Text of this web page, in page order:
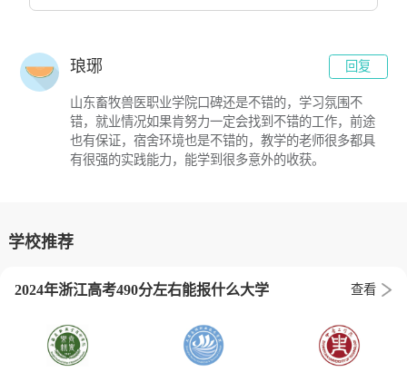
琅琊 回复
山东畜牧兽医职业学院口碑还是不错的，学习氛围不
错，就业情况如果肯努力一定会找到不错的工作，前途
也有保证，宿舍环境也是不错的，教学的老师很多都具
有很强的实践能力，能学到很多意外的收获。
学校推荐
2024年浙江高考490分左右能报什么大学 查看